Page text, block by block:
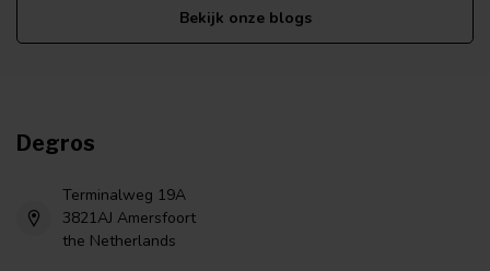
Bekijk onze blogs
Degros
Terminalweg 19A
3821AJ Amersfoort
the Netherlands